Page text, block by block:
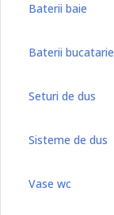
Baterii baie
Baterii bucatarie
Seturi de dus
Sisteme de dus
Vase wc